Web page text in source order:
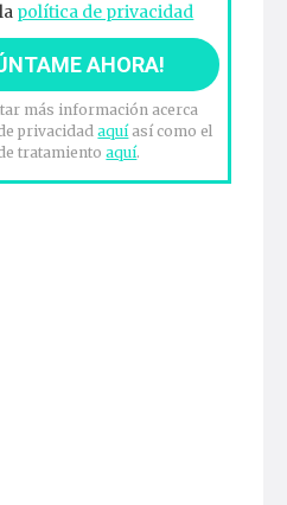
política de privacidad
más información acerca
privacidadaquíasí como el
tratamientoaquí.